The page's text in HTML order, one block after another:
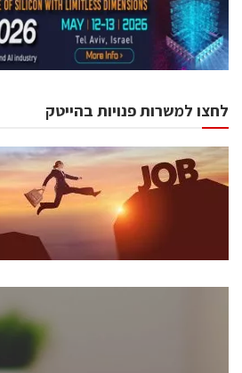
לחצו למשרות פנויות בהייטק
כנסים